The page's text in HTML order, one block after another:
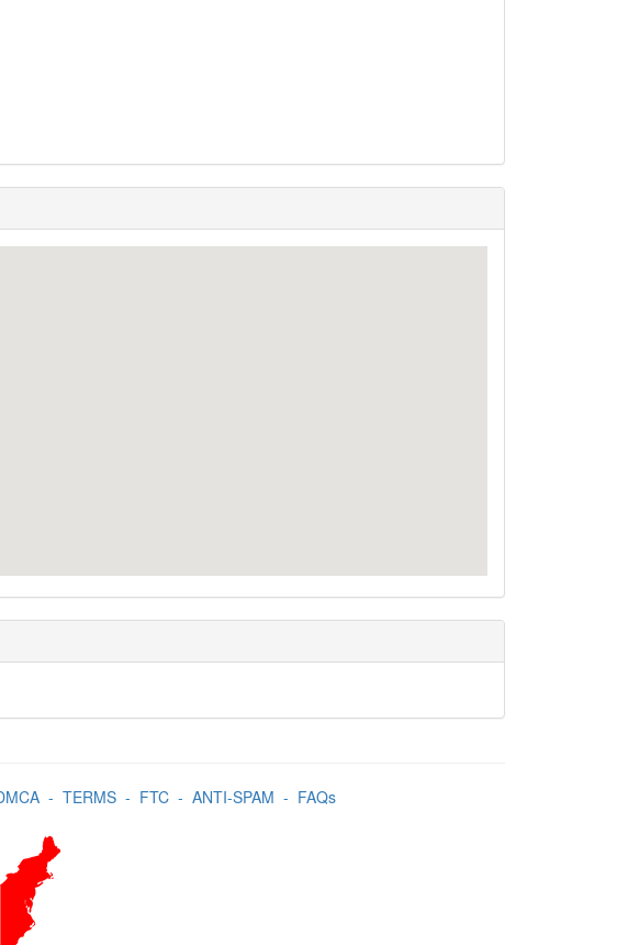
- TERMS- FTC- ANTI-SPAM - FAQs